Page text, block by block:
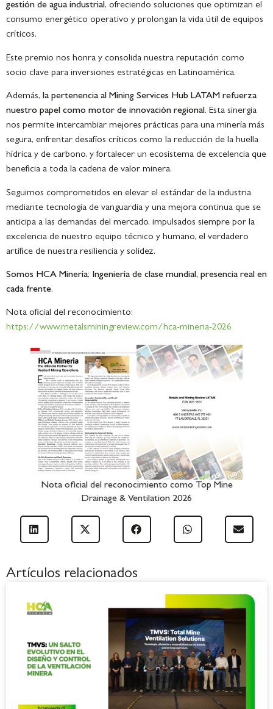
gestión de agua industrial, ofreciendo soluciones que optimizan el
consumo energético operativo y prolongan la vida útil de equipos
críticos.
Este premio nos honra y consolida nuestra reputación como
socio clave para inversiones estratégicas en Latinoamérica.
Además, la pertenencia al Mining Services Hub LATAM refuerza
nuestro papel como motor de innovación regional. Esta sinergia
nos permite intercambiar mejores prácticas para una minería más
segura, enfrentar desafíos críticos como la reducción de la huella
hídrica y de carbono, y fortalecer un ecosistema de excelencia que
beneficia a toda la cadena de valor minera.
Seguimos comprometidos en elevar el estándar de la industria
mediante tecnología de vanguardia y una mejora continua que se
anticipa a las demandas del mercado, impulsados siempre por la
excelencia de nuestro equipo técnico y humano, el verdadero
artífice de nuestra resiliencia y solidez.
Somos HCA Minería: Ingeniería de clase mundial, presencia real en
cada frente.
Nota oficial del reconocimiento:
https://www.metalsminingreview.com/hca-mineria-2026
Nota oficial del reconocimiento como Top Mine
Drainage & Ventilation 2026
Artículos relacionados